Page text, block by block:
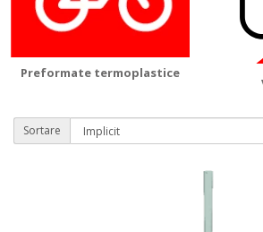
Preformate termoplastice
Sortare